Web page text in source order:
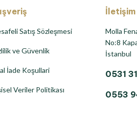
Satış Sözleşmesi
ve Güvenlik
İade Koşullari
Veriler Politikası
İletişim
Molla
No:8
İstanbul
0531
0553